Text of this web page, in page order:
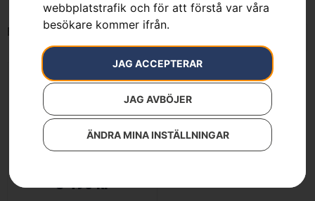
webbplatstrafik och för att förstå var våra
besökare kommer ifrån.
JAG ACCEPTERAR
JAG AVBÖJER
ÄNDRA MINA INSTÄLLNINGAR
Endast ett sökresultat
8 490kr